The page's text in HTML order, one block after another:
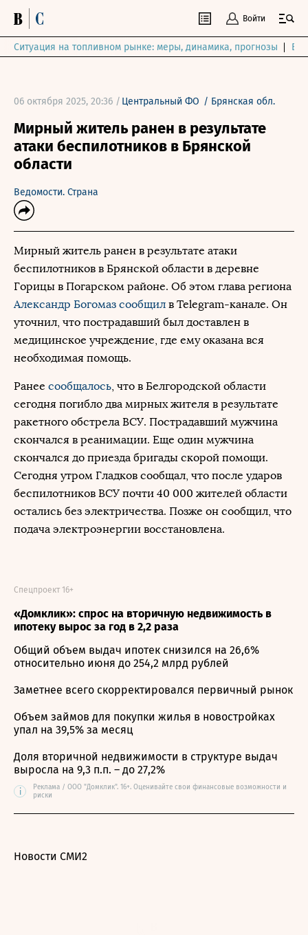
Войти
Ситуация на топливном рынке: меры, динамика, прогнозы
06 октября 2025, 20:36 / Центральный ФО / Брянская обл.
Мирный житель ранен в результате
атаки беспилотников в Брянской
области
Ведомости. Страна
Мирный житель ранен в результате атаки
беспилотников в Брянской области в деревне
Горицы в Погарском районе. Об этом глава региона
Александр Богомаз сообщил в Telegram-канале. Он
уточнил, что пострадавший был доставлен в
медицинское учреждение, где ему оказана вся
необходимая помощь.
Ранее сообщалось, что в Белгородской области
сегодня погибло два мирных жителя в результате
ракетного обстрела ВСУ. Пострадавший мужчина
скончался в реанимации. Еще один мужчина
скончался до приезда бригады скорой помощи.
Сегодня утром Гладков сообщал, что после ударов
беспилотников ВСУ почти 40 000 жителей области
остались без электричества. Позже он сообщил, что
подача электроэнергии восстановлена.
«Домклик»: спрос на вторичную недвижимость в
ипотеку вырос за год в 2,2 раза
Спецпроект 16+
Общий объем выдач ипотек снизился на 26,6%
относительно июня до 254,2 млрд рублей
Заметнее всего скорректировался первичный рынок
Объем займов для покупки жилья в новостройках
упал на 39,5% за месяц
Доля вторичной недвижимости в структуре выдач
выросла на 9,3 п.п. – до 27,2%
i
Реклама / ООО "Домклик". 16+. Оценивайте свои финансовые возможности и
риски
Новости СМИ2